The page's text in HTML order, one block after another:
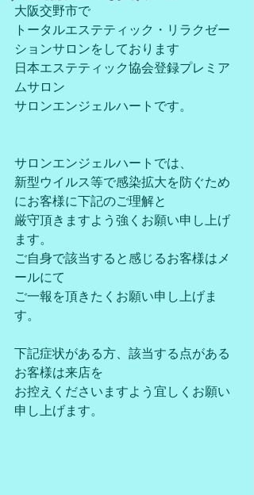
大阪交野市で
トータルエステティック・リラクゼー
ションサロンをしております
日本エステティック協会登録プレミア
ムサロン
サロンエンジェルハートです。
サロンエンジェルハートでは、
新型ウイルス等で感染拡大を防ぐため
にお客様に下記のご理解と
厳守頂きますよう強くお願い申し上げ
ます。
ご自身で該当すると感じるお客様はメ
ールにて
ご一報を頂きたくお願い申し上げま
す。
下記症状がある方、該当する点がある
お客様は来店を
お控えくださいますよう宜しくお願い
申し上げます。